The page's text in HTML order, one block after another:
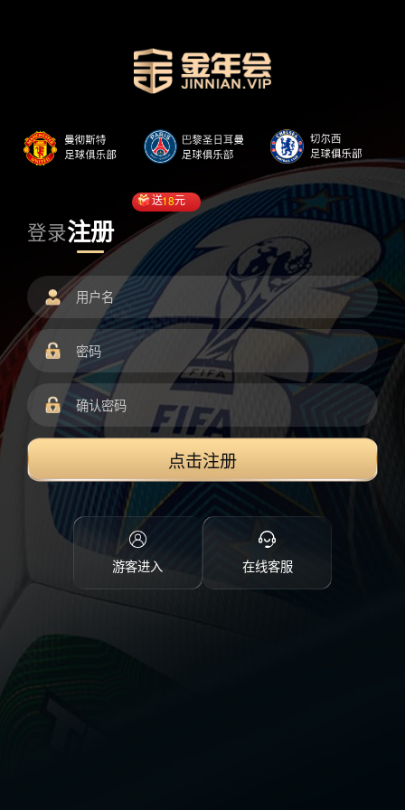
登录注册
送18元
点击注册
游客进入 在线客服